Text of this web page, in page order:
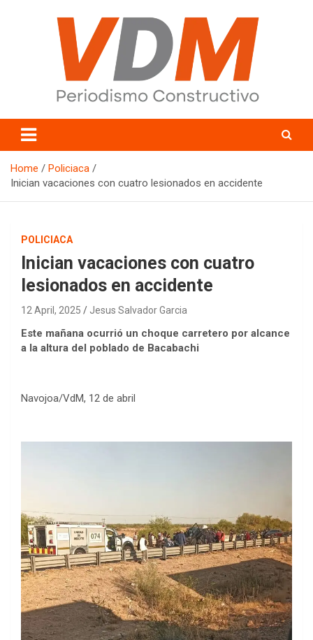
valledelmayo.com
Home
Policiaca
Inician vacaciones con cuatro lesionados en accidente
POLICIACA
Inician vacaciones con cuatro
lesionados en accidente
12 April, 2025 Jesus Salvador Garcia
Este mañana ocurrió un choque carretero por alcance
a la altura del poblado de Bacabachi
Navojoa/VdM, 12 de abril